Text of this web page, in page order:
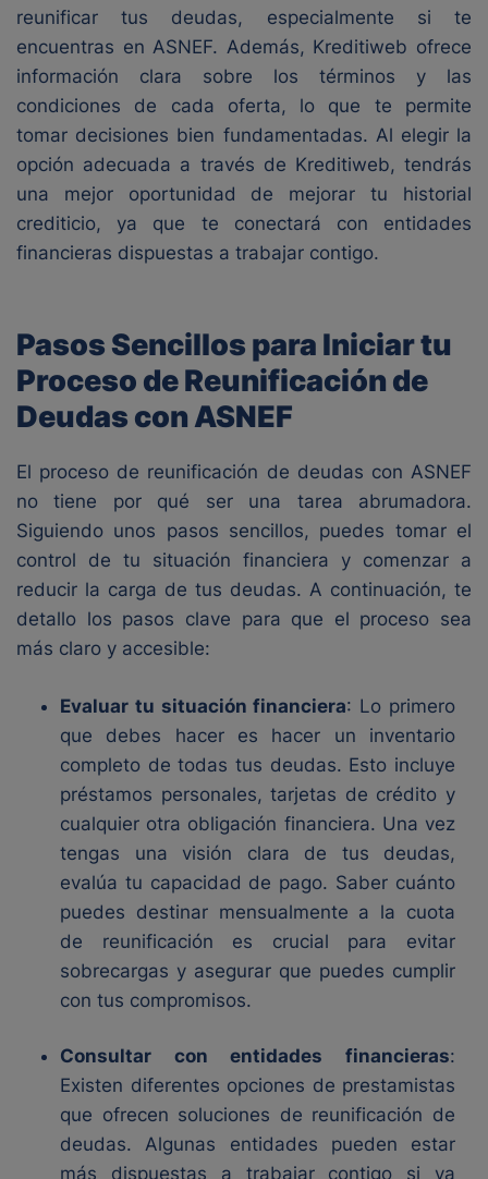
reunificar tus deudas, especialmente si te
encuentras en ASNEF. Además, Kreditiweb ofrece
información clara sobre los términos y las
condiciones de cada oferta, lo que te permite
tomar decisiones bien fundamentadas. Al elegir la
opción adecuada a través de Kreditiweb, tendrás
una mejor oportunidad de mejorar tu historial
crediticio, ya que te conectará con entidades
financieras dispuestas a trabajar contigo.
Pasos Sencillos para Iniciar tu
Proceso de Reunificación de
Deudas con ASNEF
El proceso de reunificación de deudas con ASNEF
no tiene por qué ser una tarea abrumadora.
Siguiendo unos pasos sencillos, puedes tomar el
control de tu situación financiera y comenzar a
reducir la carga de tus deudas. A continuación, te
detallo los pasos clave para que el proceso sea
más claro y accesible:
Evaluar tu situación financiera: Lo primero
que debes hacer es hacer un inventario
completo de todas tus deudas. Esto incluye
préstamos personales, tarjetas de crédito y
cualquier otra obligación financiera. Una vez
tengas una visión clara de tus deudas,
evalúa tu capacidad de pago. Saber cuánto
puedes destinar mensualmente a la cuota
de reunificación es crucial para evitar
sobrecargas y asegurar que puedes cumplir
con tus compromisos.
Consultar con entidades financieras:
Existen diferentes opciones de prestamistas
que ofrecen soluciones de reunificación de
deudas. Algunas entidades pueden estar
más dispuestas a trabajar contigo si ya